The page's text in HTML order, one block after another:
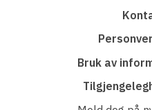
Bruk av